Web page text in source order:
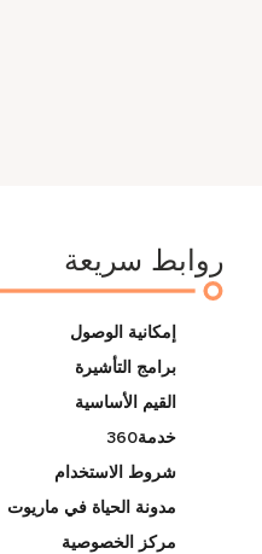
روابط سريعة
إمكانية الوصول
برامج التأشيرة
القيم الأساسية
خدمة360
شروط الاستخدام
مدونة الحياة في ماريوت
مركز الخصوصية